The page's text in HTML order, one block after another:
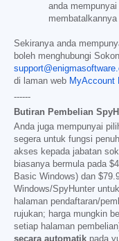
anda
Sekiranya anda
boleh menghubungi
di laman web MyAccount
------
Butiran Pembelian
Anda juga mempunyai
segera untuk fungsi
akses kepada jabatan
biasanya bermula pada
Basic Windows) dan
Windows/SpyHunter
halaman pendaftaran/
rujukan; harga mungkin
setiap halaman
secara automatik pada